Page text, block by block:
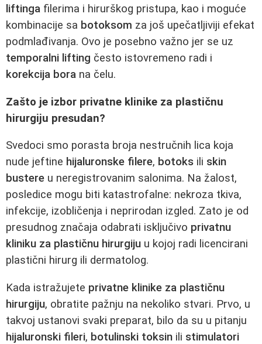
liftinga filerima i hirurškog pristupa, kao i moguće
kombinacije sa botoksom za još upečatljiviji efekat
podmlađivanja. Ovo je posebno važno jer se uz
temporalni lifting često istovremeno radi i
korekcija bora na čelu.
Zašto je izbor privatne klinike za plastičnu
hirurgiju presudan?
Svedoci smo porasta broja nestručnih lica koja
nude jeftine hijaluronske filere, botoks ili skin
bustere u neregistrovanim salonima. Na žalost,
posledice mogu biti katastrofalne: nekroza tkiva,
infekcije, izobličenja i neprirodan izgled. Zato je od
presudnog značaja odabrati isključivo privatnu
kliniku za plastičnu hirurgiju u kojoj radi licencirani
plastični hirurg ili dermatolog.
Kada istražujete privatne klinike za plastičnu
hirurgiju, obratite pažnju na nekoliko stvari. Prvo, u
takvoj ustanovi svaki preparat, bilo da su u pitanju
hijaluronski fileri, botulinski toksin ili stimulatori